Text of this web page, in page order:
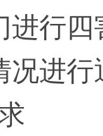
进行
况进行